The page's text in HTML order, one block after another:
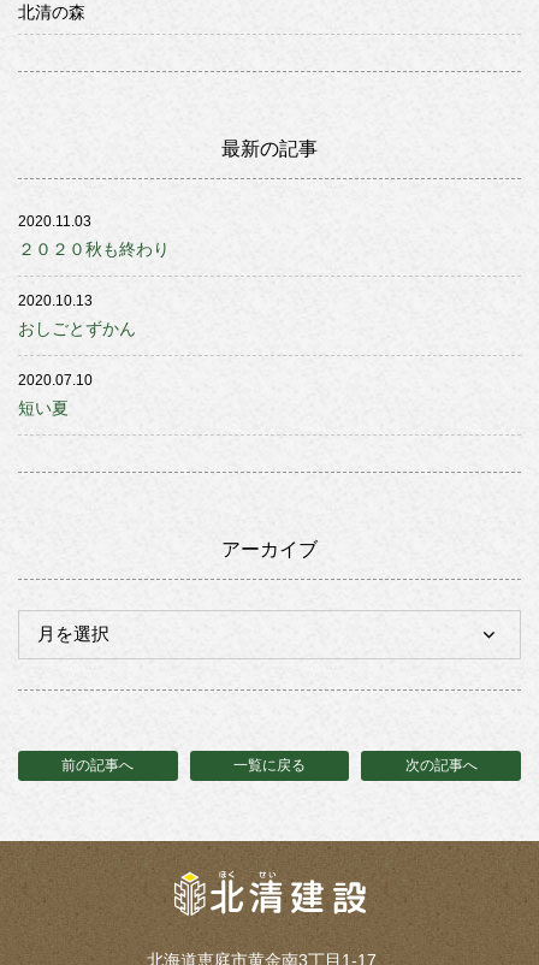
北清の森
最新の記事
2020.11.03
２０２０秋も終わり
2020.10.13
おしごとずかん
2020.07.10
短い夏
アーカイブ
前の記事へ 一覧に戻る 次の記事へ
北海道恵庭市黄金南3丁目1-17